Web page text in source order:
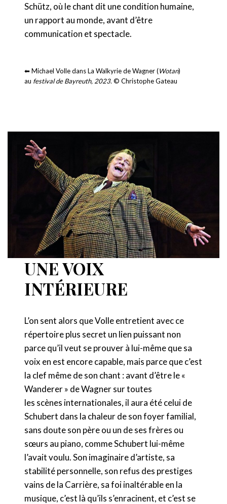
Schütz, où le chant dit une condition humaine,
un rapport au monde, avant d’être
communication et spectacle.
⬅ Michael Volle dans La Walkyrie de Wagner (Wotan)
au festival de Bayreuth, 2023.© Christophe Gateau
UNE VOIX
INTÉRIEURE
L’on sent alors que Volle entretient avec ce
répertoire plus secret un lien puissant non
parce qu’il veut se prouver à lui-même que sa
voix en est encore capable, mais parce que c’est
la clef même de son chant : avant d’être le «
Wanderer » de Wagner sur toutes
les scènes internationales, il aura été celui de
Schubert dans la chaleur de son foyer familial,
sans doute son père ou un de ses frères ou
sœurs au piano, comme Schubert lui-même
l’avait voulu. Son imaginaire d’artiste, sa
stabilité personnelle, son refus des prestiges
vains de la Carrière, sa foi inaltérable en la
musique, c’est là qu’ils s’enracinent, et c’est se